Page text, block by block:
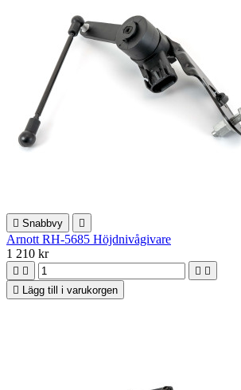
 Snabbvy 
Arnott RH-5685 Höjdnivågivare
1 210 kr
   

Lägg till i varukorgen